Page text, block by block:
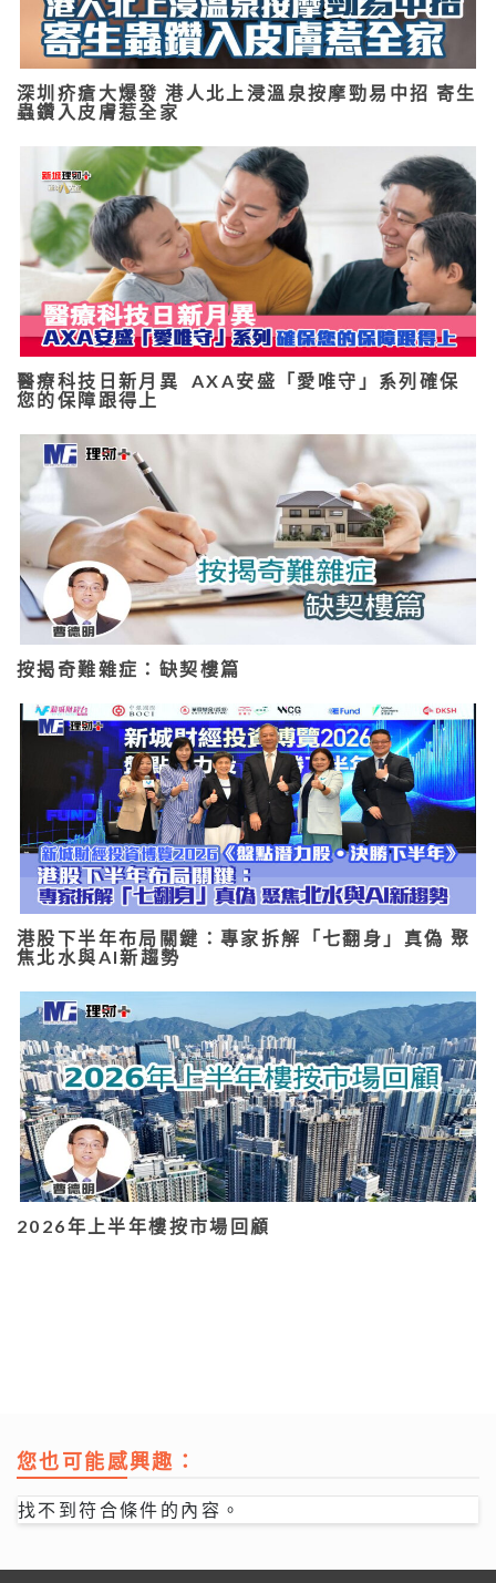
深圳疥瘡大爆發 港人北上浸溫泉按摩勁易中招 寄生
蟲鑽入皮膚惹全家
醫療科技日新月異 AXA安盛「愛唯守」系列確保
您的保障跟得上
按揭奇難雜症：缺契樓篇
港股下半年布局關鍵：專家拆解「七翻身」真偽 聚
焦北水與AI新趨勢
2026年上半年樓按市場回顧
您也可能感興趣：
找不到符合條件的內容。